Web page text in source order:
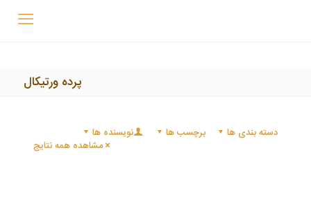
پرده ورتیکال
دسته بندی ها برچسب ها
نویسنده ها
مشاهده همه نتایج